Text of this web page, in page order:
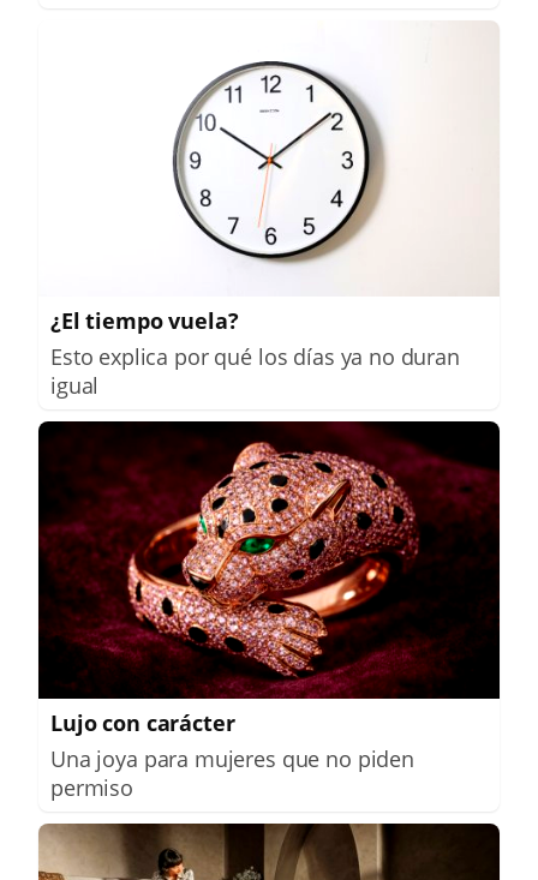
¿El tiempo vuela?
Esto explica por qué los días ya no duran
igual
Lujo con carácter
Una joya para mujeres que no piden
permiso